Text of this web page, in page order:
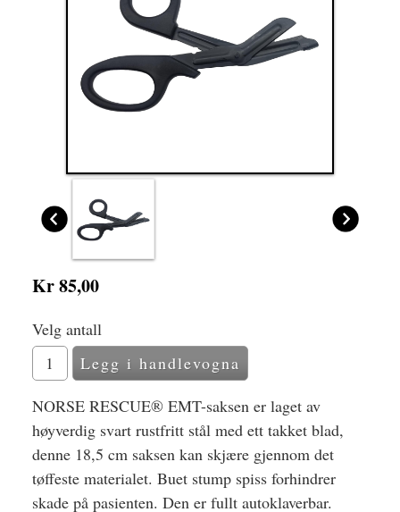
Kr 85,00
Velg antall
NORSE RESCUE® EMT-saksen er laget av
høyverdig svart rustfritt stål med ett takket blad,
denne 18,5 cm saksen kan skjære gjennom det
tøffeste materialet. Buet stump spiss forhindrer
skade på pasienten. Den er fullt autoklaverbar.